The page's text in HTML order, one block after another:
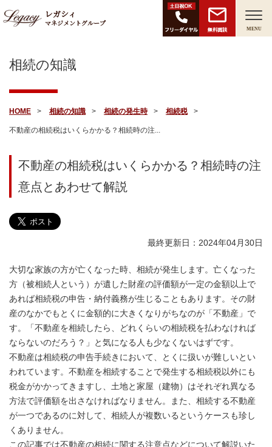
レガシィ
マネジメントグループ
無料面談 MENU
相続の知識
HOME 相続の知識 相続の発生時 相続税
不動産の相続税はいくらかかる？相続時の注...
不動産の相続税はいくらかかる？相続時の注
意点とあわせて解説
最終更新日：2024年04月30日
大切な家族の方が亡くなった時、相続が発生します。亡くなった
方（被相続人という）が遺した財産の評価額が一定の金額以上で
あれば相続税の申告・納付義務が生じることもあります。その財
産のなかでもとくに金額的に大きくなりがちなのが「不動産」で
す。「不動産を相続したら、どれくらいの相続税を払わなければ
ならないのだろう？」と気になる人も少なくないはずです。
不動産は相続税の申告手続きにおいて、とくに扱いが難しいとい
われています。不動産を相続することで発生する相続税以外にも
税金がかかってきますし、土地と家屋（建物）はそれぞれ異なる
方法で評価額を出さなければなりません。また、相続する不動産
が一つであるのに対して、相続人が複数いるというケースも珍し
くありません。
この記事では不動産の相続に関する注意点などについて解説いた